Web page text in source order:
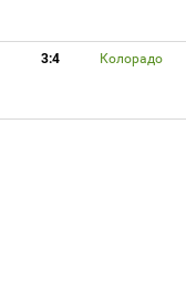
3:4 Колорадо